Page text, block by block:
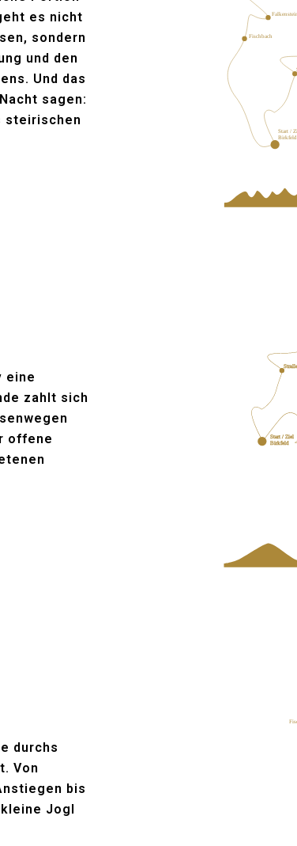
es nicht
sondern
und den
Und das
sagen:
steirischen
Start /
Start /
Birkfeld
Falkenstein
Fischbach
eine
zahlt sich
offene
Start / Ziel
Birkfeld
durchs
Von
bis
Jogl